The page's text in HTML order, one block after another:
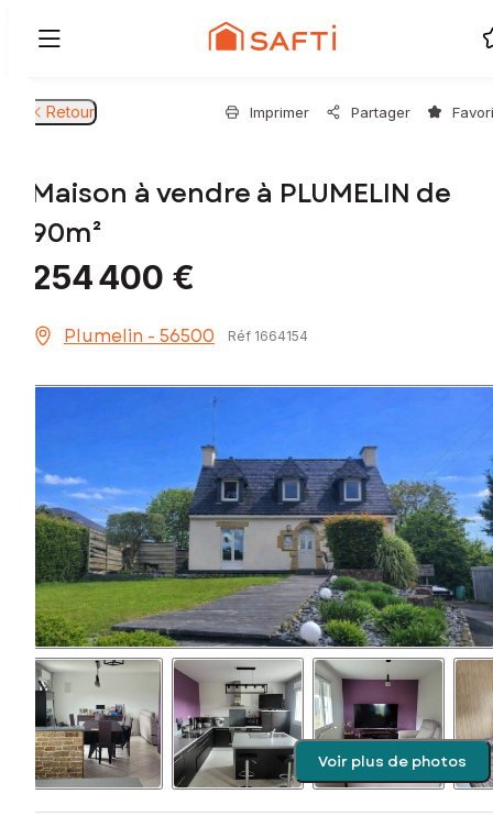
Retour Imprimer Partager
Maison à vendre à PLUMELIN de
90m²
254 400 €
Plumelin - 56500 Réf 1664154
Voir plus de photos